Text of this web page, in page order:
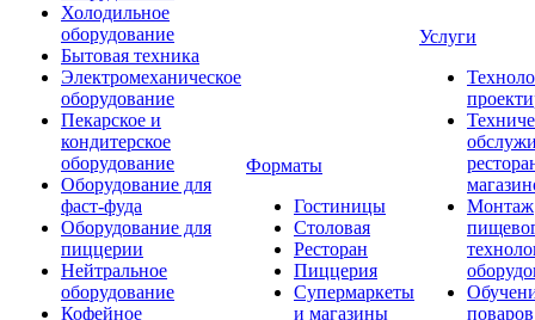
Холодильное
оборудование
Бытовая техника
Электромеханическое
оборудование
Пекарское и
кондитерское
оборудование
Оборудование для
фаст-фуда
Оборудование для
пиццерии
Нейтральное
оборудование
Кофейное
Форматы
Гостиницы
Столовая
Ресторан
Пиццерия
Супермаркеты
и магазины
Услуги
Монтаж
поваров